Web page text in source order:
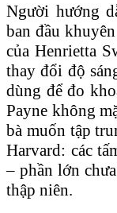
Người hướng
ban đầu
của Henrietta
thay đổi độ
dùng để đo
Payne không
bà muốn tập
Harvard: các
– phần lớn
thập niên.